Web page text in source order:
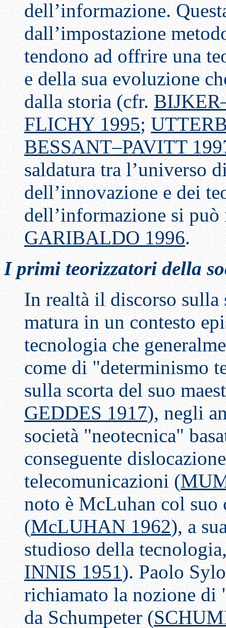
dell’informazione.
dall’impostazione
tendono ad offrire una
e della sua evoluzione
dalla storia (cfr.
FLICHY 1995;
BESSANT–PAVITT
saldatura tra l’universo
dell’innovazione e dei
dell’informazione si
GARIBALDO 1996.
I primi teorizzatori della
In realtà il discorso sulla
matura in un contesto
tecnologia che
come di "determinismo
sulla scorta del suo
GEDDES 1917), negli
società "neotecnica"
conseguente
telecomunicazioni (
noto è McLuhan col
(McLUHAN 1962), a
studioso della
INNIS 1951). Paolo
richiamato la nozione
da Schumpeter (